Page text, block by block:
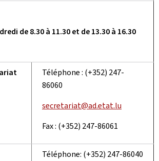
de 8.30 à 11.30 et de 13.30 à 16.30
Téléphone : (+352) 247-
86060
secretariat@ad.etat.lu
Fax : (+352) 247-86061
Téléphone: (+352) 247-86040